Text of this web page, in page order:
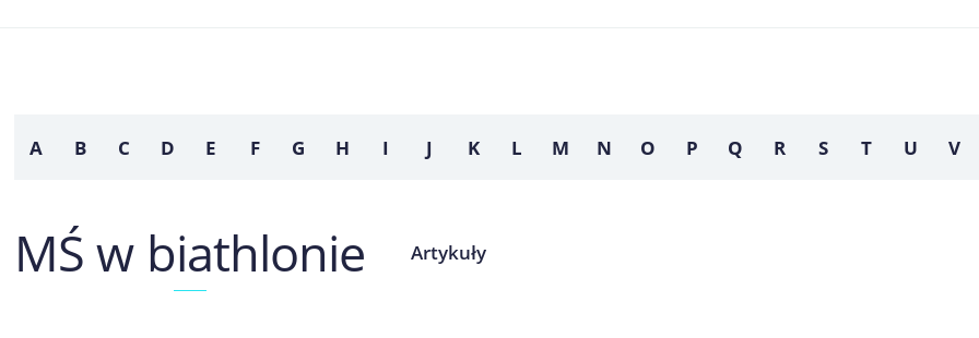
A B C D E F G H I J K L M N O P Q R S T U V
MŚ w biathlonie Artykuły